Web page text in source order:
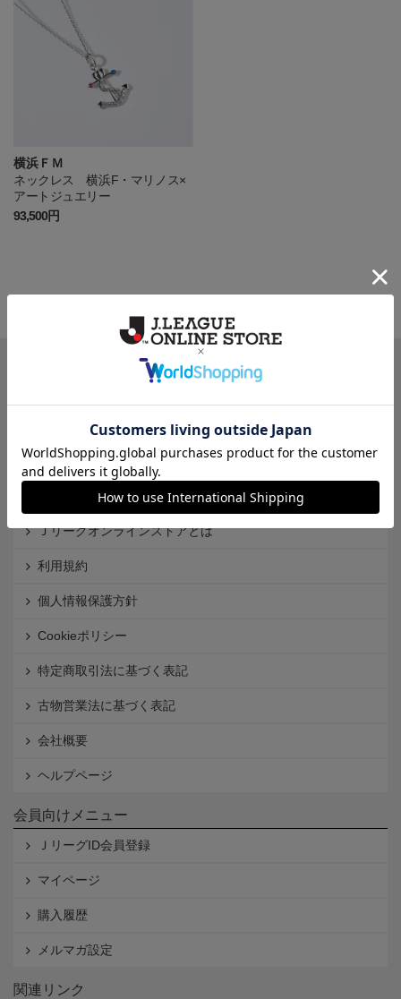
横浜ＦＭ
ネックレス 横浜F・マリノス×
アートジュエリー
93,500円
クラブから探す
Ｊ1 Ｊ2 Ｊ3
インフォメーション
Ｊリーグオンラインストアとは
利用規約
個人情報保護方針
Cookieポリシー
特定商取引法に基づく表記
古物営業法に基づく表記
会社概要
ヘルプページ
会員向けメニュー
ＪリーグID会員登録
マイページ
購入履歴
メルマガ設定
関連リンク